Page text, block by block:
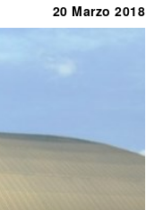
20 Marzo 2018